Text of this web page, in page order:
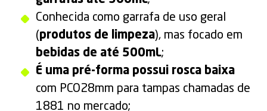
Conhecida como garrafa de uso geral
(produtos de limpeza), mas focado em
bebidas de até 500mL;
É uma pré-forma possui rosca baixa
com PCO28mm para tampas chamadas de
1881 no mercado;